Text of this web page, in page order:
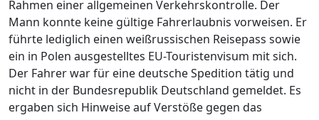
Rahmen einer allgemeinen Verkehrskontrolle. Der
Mann konnte keine gültige Fahrerlaubnis vorweisen. Er
führte lediglich einen weißrussischen Reisepass sowie
ein in Polen ausgestelltes EU-Touristenvisum mit sich.
Der Fahrer war für eine deutsche Spedition tätig und
nicht in der Bundesrepublik Deutschland gemeldet. Es
ergaben sich Hinweise auf Verstöße gegen das